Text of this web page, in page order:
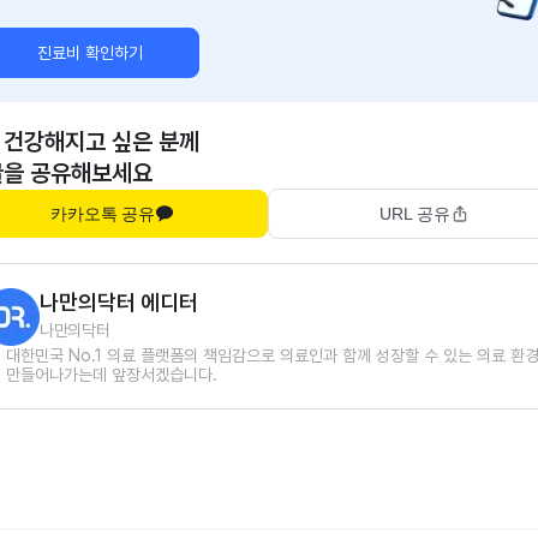
진료비 확인하기
강해지고 싶은 분께
공유해보세요
카카오톡 공유 URL 공유
나만의닥터 에디터
나만의닥터
대한민국 No.1 의료 플랫폼의 책임감으로 의료인과 함께 성장할 수 있는 의료 환
만들어나가는데 앞장서겠습니다.